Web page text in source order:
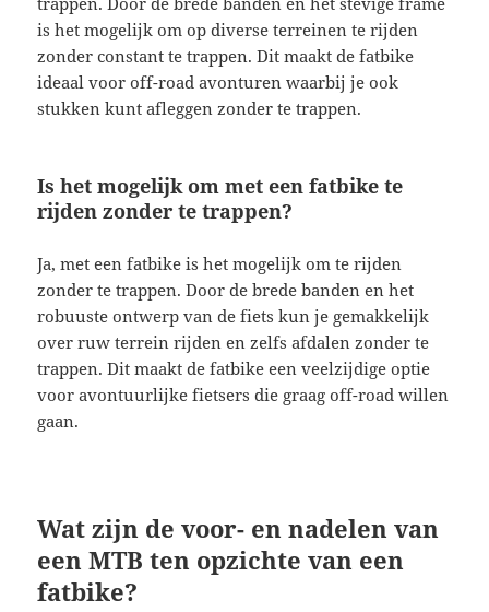
is het mogelijk om op diverse terreinen te rijden
zonder constant te trappen. Dit maakt de fatbike
ideaal voor off-road avonturen waarbij je ook
stukken kunt afleggen zonder te trappen.
Is het mogelijk om met een fatbike te
rijden zonder te trappen?
Ja, met een fatbike is het mogelijk om te rijden
zonder te trappen. Door de brede banden en het
robuuste ontwerp van de fiets kun je gemakkelijk
over ruw terrein rijden en zelfs afdalen zonder te
trappen. Dit maakt de fatbike een veelzijdige optie
voor avontuurlijke fietsers die graag off-road willen
gaan.
Wat zijn de voor- en nadelen van
een MTB ten opzichte van een
fatbike?